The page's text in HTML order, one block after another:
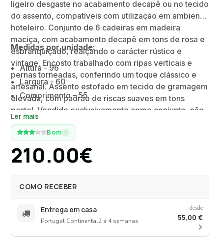
ligeiro desgaste no acabamento decapê ou no tecido
do assento, compatíveis com utilização em ambiente
hoteleiro. Conjunto de 6 cadeiras em madeira
maciça, com acabamento decapê em tons de rosa e
esbranquiçado, realçando o carácter rústico e
vintage. Encosto trabalhado com ripas verticais e
pernas torneadas, conferindo um toque clássico e
artesanal. Assento estofado em tecido de gramagem
elevada, com padrão de riscas suaves em tons
pastel. Vendido exclusivamente como conjunto, não
sendo permitida a venda individual.
Medidas por unidade:
Altura - 96
Largura - 60
Comprimento - 55
Ler mais
Bom i
210.00€
COMO RECEBER
Entrega em casa
Portugal Continental2 a 4 semanas
desde
55,00 €